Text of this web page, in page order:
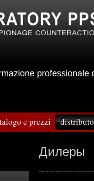
e prezzi
Дилеры